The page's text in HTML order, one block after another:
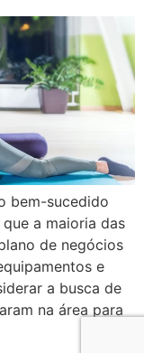
bem-sucedido
a maioria das
de negócios
e
a busca de
na área para